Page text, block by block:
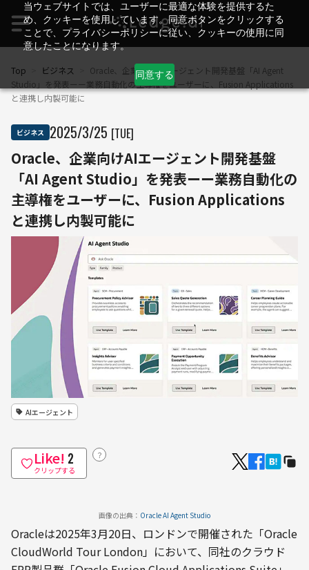
当ウェブサイトでは、ユーザーに最適な体験を提供するた
め、クッキーを使用しています。同意ボタンをクリックする
ことで、プライバシーポリシーに従い、クッキーの使用に同
意したことになります。
同意する
Top ビジネス
Oracle、企業向けAIエージェント開発基盤「AI Agent
Studio」を発表ーー業務自動化の主導権をユーザーに、Fusion Applications
と連携し内製可能に
ビジネス 2025/3/25 [TUE]
Oracle、企業向けAIエージェント開発基盤
「AI Agent Studio」を発表ーー業務自動化の
主導権をユーザーに、Fusion Applications
と連携し内製可能に
AIエージェント
Like! 2
クリップする
？
画像の出典： Oracle AI Agent Studio
Oracleは2025年3月20日、ロンドンで開催された「Oracle
CloudWorld Tour London」において、同社のクラウド